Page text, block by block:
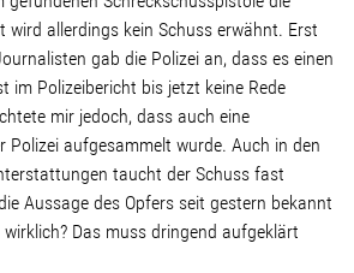
Presse
Pressebilder
Service
wird allerdings kein Schuss erwähnt. Erst
gab die Polizei an, dass es einen
im Polizeibericht bis jetzt keine Rede
mir jedoch, dass auch eine
Polizei aufgesammelt wurde. Auch in den
taucht der Schuss fast
Aussage des Opfers seit gestern bekannt
Das muss dringend aufgeklärt